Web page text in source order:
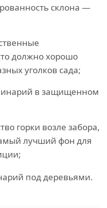
склона —
должно хорошо
уголков сада;
в защищенном
горки возле забора,
лучший фон для
под деревьями.